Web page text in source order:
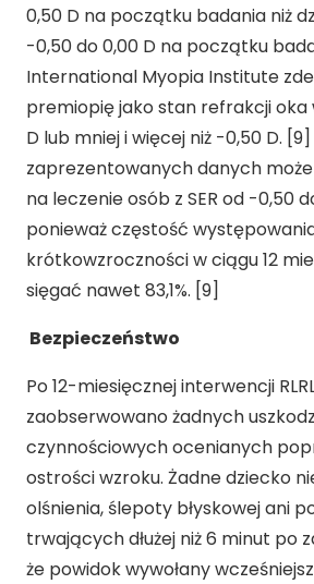
0,50 D na początku badania niż
-0,50 do 0,00 D na początku
International Myopia Institute
premiopię jako stan refrakcji oka
D lub mniej i więcej niż -0,50 D.
zaprezentowanych danych
na leczenie osób z SER od -0,50
ponieważ częstość
krótkowzroczności w ciągu 12
sięgać nawet 83,1%. [9]
Bezpieczeństwo
Po 12-miesięcznej interwencji
zaobserwowano żadnych
czynnościowych ocenianych
ostrości wzroku. Żadne dziecko
olśnienia, ślepoty błyskowej ani
trwających dłużej niż 6 minut po
że powidok wywołany